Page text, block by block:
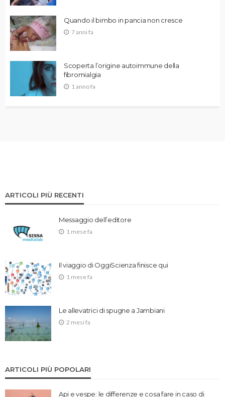
Quando il bimbo in pancia non cresce
7 anni fa
Scoperta l’origine autoimmune della
fibromialgia
1 anno fa
ARTICOLI PIÙ RECENTI
Messaggio dell’editore
1 mese fa
Il viaggio di OggiScienza finisce qui
1 mese fa
Le allevatrici di spugne a Jambiani
2 mesi fa
ARTICOLI PIÙ POPOLARI
Api e vespe: le differenze e cosa fare in caso di